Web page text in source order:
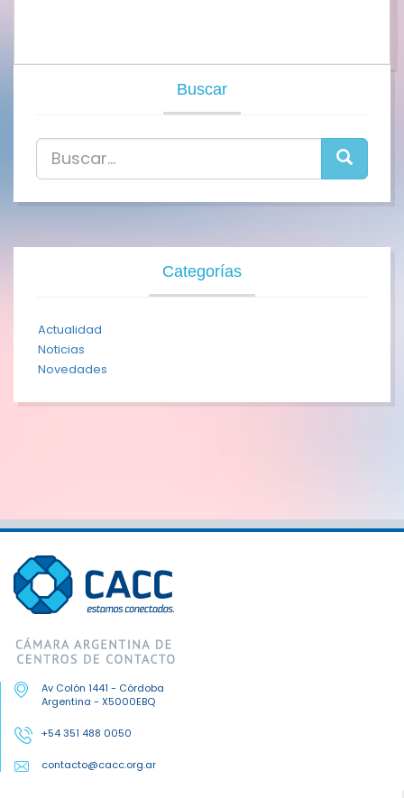
Buscar
Categorías
Actualidad
Noticias
Novedades
Av Colón 1441 - Córdoba
Argentina - X5000EBQ
+54 351 488 0050
contacto@cacc.org.ar